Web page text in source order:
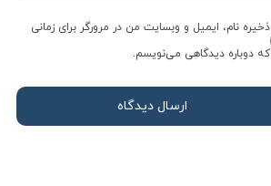
ذخیره نام، ایمیل و وبسایت من در مرورگر برای زمانی
که دوباره دیدگاهی می‌نویسم.